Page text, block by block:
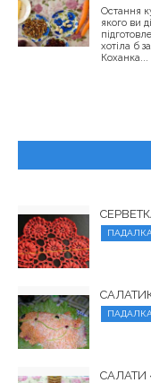
Остання
якого ви
хотіла б
Коханка...
ПАДАЛКА
ПАДАЛКА
САЛАТИ